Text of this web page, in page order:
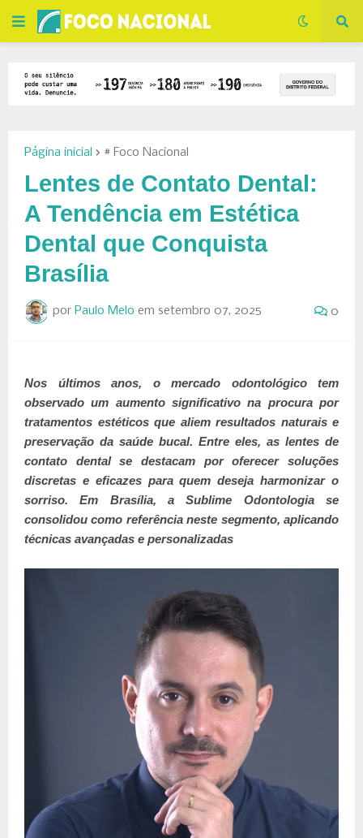
Página inicial # Foco Nacional
Lentes de Contato Dental:
A Tendência em Estética
Dental que Conquista
Brasília
por Paulo Melo em setembro 07, 2025 0
Nos últimos anos, o mercado odontológico tem
observado um aumento significativo na procura por
tratamentos estéticos que aliem resultados naturais e
preservação da saúde bucal. Entre eles, as lentes de
contato dental se destacam por oferecer soluções
discretas e eficazes para quem deseja harmonizar o
sorriso. Em Brasília, a Sublime Odontologia se
consolidou como referência neste segmento, aplicando
técnicas avançadas e personalizadas